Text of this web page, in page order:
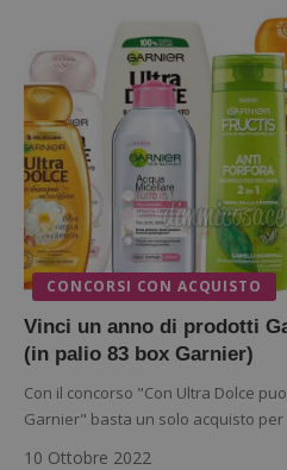
CONCORSI CON ACQUISTO
Vinci un anno di prodotti
(in palio 83 box Garnier)
Con il concorso "Con Ultra Dolce
Garnier" basta un solo acquisto
10 Ottobre 2022